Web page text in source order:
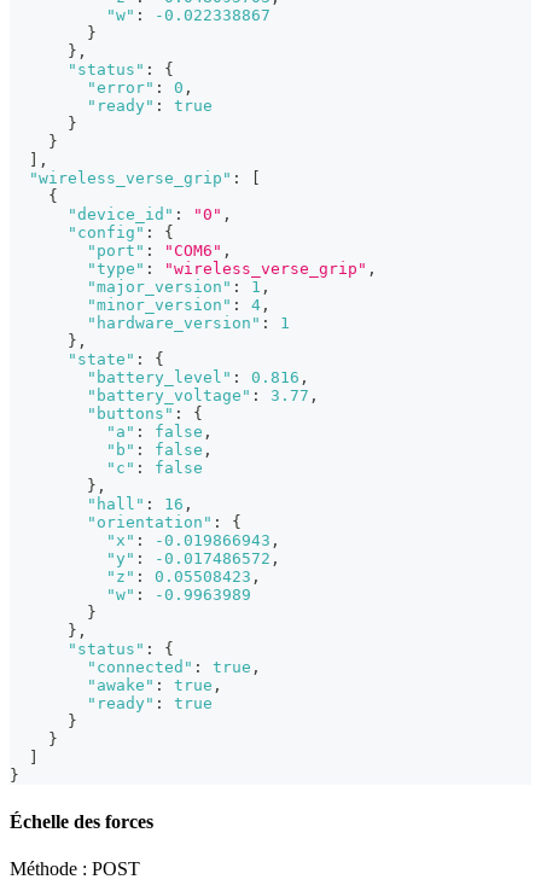
"w" :
-0.022338867
}
} ,
"status" :
{
"error" : 0 ,
"ready" :
true
}
}
,
"wireless_verse_grip" :
{
"device_id" : "0" ,
"config" :
{
"port" : "COM6" ,
"type" : "wireless_verse_grip" ,
"major_version" : 1 ,
"minor_version" : 4 ,
"hardware_version" :
1
} ,
"state" :
{
"battery_level" : 0.816 ,
"battery_voltage" : 3.77 ,
"buttons" :
{
"a" : false ,
"b" : false ,
"c" :
false
} ,
"hall" : 16 ,
"orientation" :
{
"x" : -0.019866943 ,
"y" : -0.017486572 ,
"z" : 0.05508423 ,
"w" :
-0.9963989
}
} ,
"status" :
{
"connected" : true ,
"awake" : true ,
"ready" :
true
}
}
}
Échelle des forces
Méthode : POST